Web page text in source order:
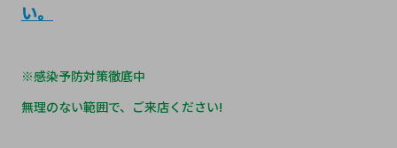
い。
※感染予防対策徹底中
無理のない範囲で、ご来店ください!